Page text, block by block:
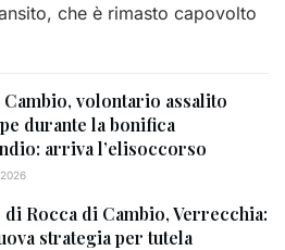
che è rimasto capovolto
Cambio, volontario assalito
durante la bonifica
arriva l’elisoccorso
Rocca di Cambio, Verrecchia:
strategia per tutela